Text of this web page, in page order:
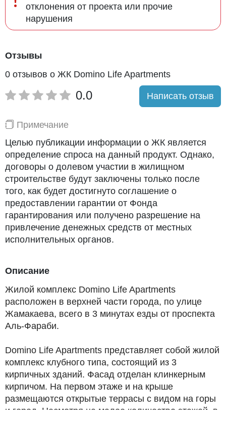
отклонения от проекта или прочие
нарушения
Отзывы
0 отзывов о ЖК Domino Life Apartments
0.0 Написать отзыв
Примечание
Целью публикации информации о ЖК является
определение спроса на данный продукт. Однако,
договоры о долевом участии в жилищном
строительстве будут заключены только после
того, как будет достигнуто соглашение о
предоставлении гарантии от Фонда
гарантирования или получено разрешение на
привлечение денежных средств от местных
исполнительных органов.
Описание
Жилой комплекс Domino Life Apartments
расположен в верхней части города, по улице
Жамакаева, всего в 3 минутах езды от проспекта
Аль-Фараби.
Domino Life Apartments представляет собой жилой
комплекс клубного типа, состоящий из 3
кирпичных зданий. Фасад отделан клинкерным
кирпичом. На первом этаже и на крыше
размещаются открытые террасы с видом на горы
и город. Несмотря на малое количество этажей, в